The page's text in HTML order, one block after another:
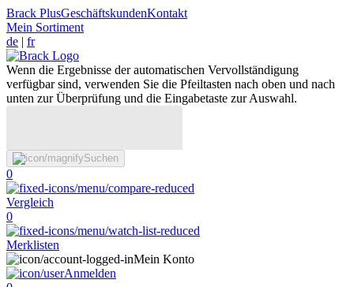
Brack PlusGeschäftskundenKontakt
Mein Sortiment
de | fr
Wenn die Ergebnisse der automatischen Vervollständigung
verfügbar sind, verwenden Sie die Pfeiltasten nach oben und nach
unten zur Überprüfung und die Eingabetaste zur Auswahl.
Suchen
0
Vergleich
0
Merklisten
Mein Konto
Anmelden